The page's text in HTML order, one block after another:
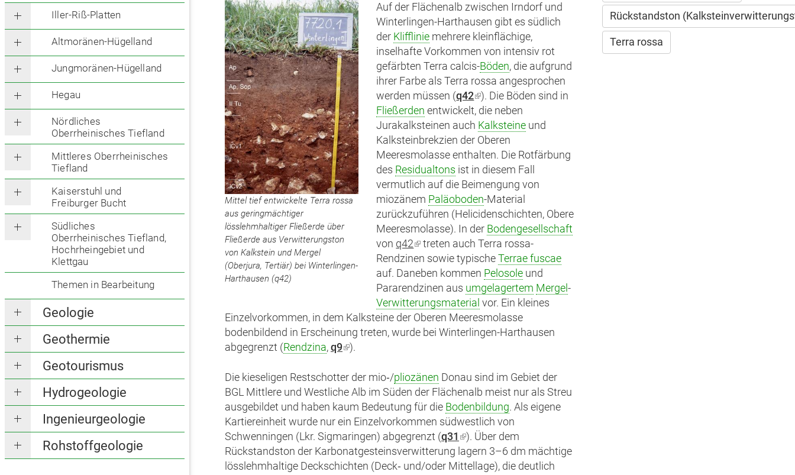
Iller-Riß-Platten
Altmoränen-Hügelland
Jungmoränen-Hügelland
Hegau
Nördliches
Oberrheinisches Tiefland
Mittleres Oberrheinisches
Tiefland
Kaiserstuhl und
Freiburger Bucht
Südliches
Oberrheinisches Tiefland,
Hochrheingebiet und
Klettgau
Themen in Bearbeitung
Geologie
Geothermie
Geotourismus
Hydrogeologie
Ingenieurgeologie
Rohstoffgeologie
extern)
Mittel tief entwickelte Terra rossa
aus geringmächtiger
lösslehmhaltiger Fließerde über
Fließerde aus Verwitterungston
von Kalkstein und Mergel
(Oberjura, Tertiär) bei Winterlingen-
Harthausen (q42)
Auf der Flächenalb zwischen Irndorf und
Winterlingen-Harthausen gibt es südlich
der Klifflinie mehrere kleinflächige,
inselhafte Vorkommen von intensiv rot
gefärbten Terra calcis-Böden, die aufgrund
ihrer Farbe als Terra rossa angesprochen
werden müssen (q42(Link
ist
extern)
). Die Böden sind in
Fließerden entwickelt, die neben
Jurakalksteinen auch Kalksteine und
Kalksteinbrekzien der Oberen
Meeresmolasse enthalten. Die Rotfärbung
des Residualtons ist in diesem Fall
vermutlich auf die Beimengung von
miozänem Paläoboden-Material
zurückzuführen (Helicidenschichten, Obere
Meeresmolasse). In der Bodengesellschaft
von q42(Link
ist
extern)
treten auch Terra rossa-
Rendzinen sowie typischeTerrae fuscae
auf. Daneben kommen Pelosole und
Pararendzinen aus umgelagertem Mergel-
Verwitterungsmaterial vor. Ein kleines
Einzelvorkommen, in dem Kalksteine der Oberen Meeresmolasse
bodenbildend in Erscheinung treten, wurde bei Winterlingen-Harthausen
abgegrenzt (Rendzina, q9(Link
extern)
).
Die kieseligen Restschotter der mio‑/pliozänen Donau sind im Gebiet der
BGL Mittlere und Westliche Alb im Süden der Flächenalb meist nur als Streu
ausgebildet und haben kaum Bedeutung für die Bodenbildung. Als eigene
Kartiereinheit wurde nur ein Einzelvorkommen südwestlich von
Schwenningen (Lkr. Sigmaringen) abgegrenzt (q31 (Link
ist
extern)
). Über dem
Rückstandston der Karbonatgesteinsverwitterung lagern 3–6 dm mächtige
lösslehmhaltige Deckschichten (Deck‑ und/oder Mittellage), die deutlich
Rückstandston
Terra rossa